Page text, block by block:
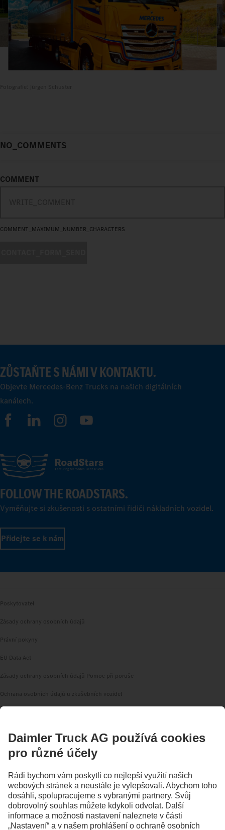
NO_COMMENTS
COMMENT
COMMENT_MAXIMUM_NUMBER_CHARACTERS
ZŮSTAŇTE S NÁMI V KONTAKTU.
Objevte Mercedes-Benz Trucks na našich digitálních
kanálech.
FOLLOW THE ROADSTARS.
Vyměňujte si zkušenosti s ostatními řidiči nákladních vozidel.
Přidejte se k nám
Poskytovatel
Zásady ochrany osobních údajů
Právní pokyny
EU Data Act
Zásady ochrany osobních údajů Pomoc při poruše
Ochrana osobních údajů u zkušebních vozidel
Další zásady ochrany osobních údajů
Podmínky použití
© 2026 Daimler Truck AG. Všechna práva vyhrazena.